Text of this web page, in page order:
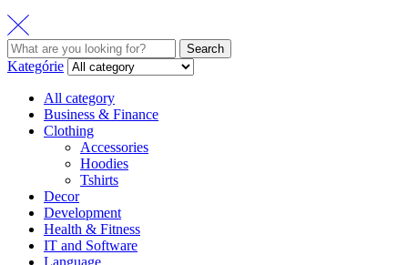
Search
for:
Search
Kategórie
All category
Business & Finance
Clothing
Accessories
Hoodies
Tshirts
Decor
Development
Health & Fitness
IT and Software
Language